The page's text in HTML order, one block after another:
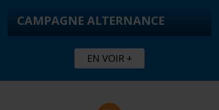
CAMPAGNE ALTERNANCE
EN VOIR +